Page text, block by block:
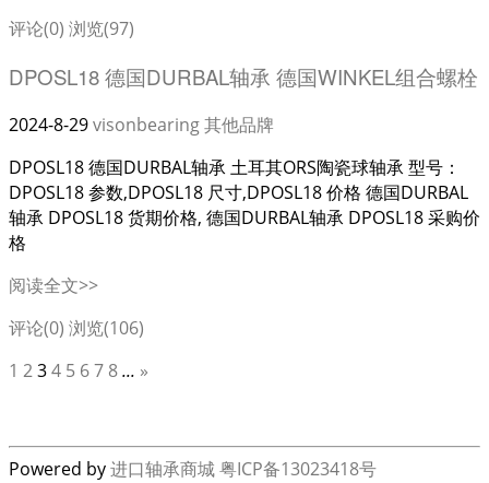
评论(0) 浏览(97)
DPOSL18 德国DURBAL轴承 德国WINKEL组合螺栓
2024-8-29visonbearing其他品牌
DPOSL18 德国DURBAL轴承 土耳其ORS陶瓷球轴承 型号：
DPOSL18 参数,DPOSL18 尺寸,DPOSL18 价格 德国DURBAL
轴承 DPOSL18 货期价格, 德国DURBAL轴承 DPOSL18 采购价
格
阅读全文>>
评论(0) 浏览(106)
1 234 5 67 8... »
Powered by进口轴承商城粤ICP备13023418号